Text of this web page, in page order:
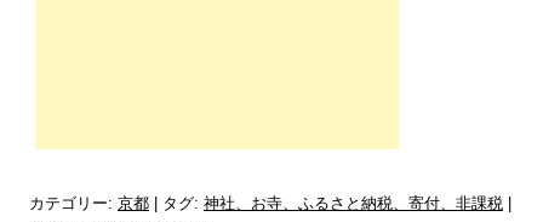
カテゴリー: 京都 | タグ: 神社、お寺、ふるさと納税、寄付、非課税